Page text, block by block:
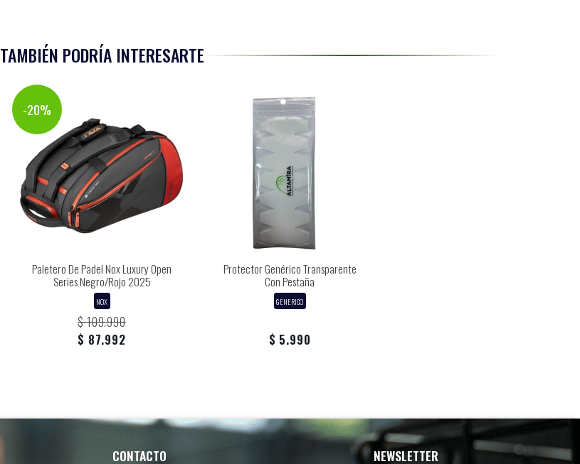
TAMBIÉN PODRÍA INTERESARTE
-20%
Paletero De Padel Nox Luxury Open
Series Negro/Rojo 2025
NOX
$ 109.990
$ 87.992
Protector Genérico Transparente
Con Pestaña
GENERICO
$ 5.990
CONTACTO NEWSLETTER